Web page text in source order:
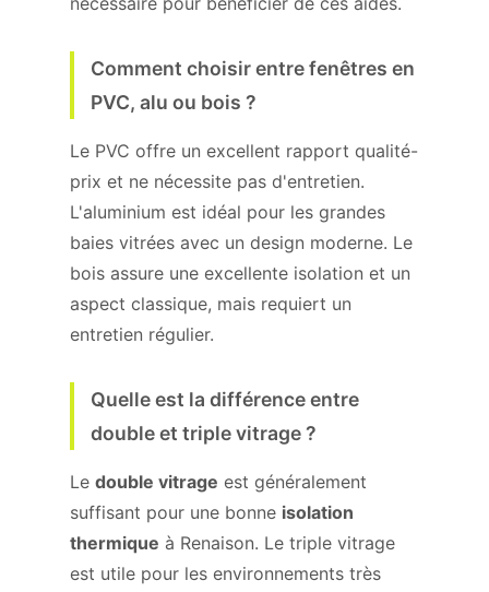
Comment choisir entre fenêtres en
PVC, alu ou bois ?
Le PVC offre un excellent rapport qualité-
prix et ne nécessite pas d'entretien.
L'aluminium est idéal pour les grandes
baies vitrées avec un design moderne. Le
bois assure une excellente isolation et un
aspect classique, mais requiert un
entretien régulier.
Quelle est la différence entre
double et triple vitrage ?
Le double vitrage est généralement
suffisant pour une bonne isolation
thermique à Renaison. Le triple vitrage
est utile pour les environnements très